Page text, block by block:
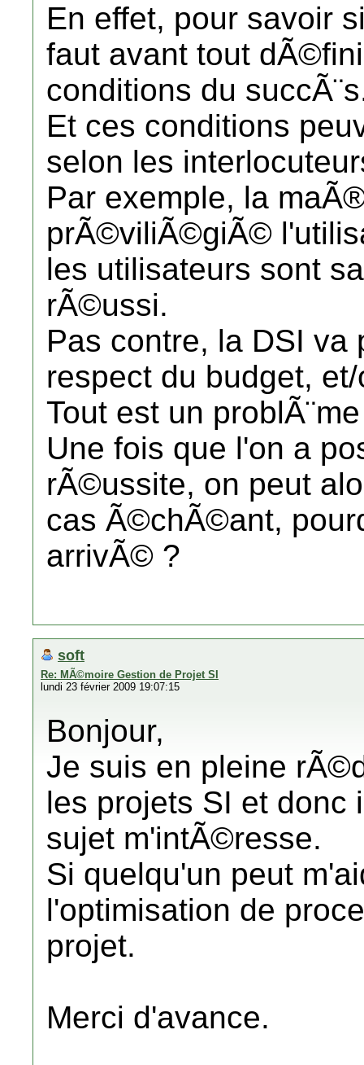
En effet, pour savoir
faut avant tout
conditions du
Et ces conditions
selon les
Par exemple, la
prÃ©viliÃ©giÃ©
les utilisateurs sont
rÃ©ussi.
Pas contre, la DSI va
respect du budget,
Tout est un
Une fois que l'on a
rÃ©ussite, on peut
cas Ã©chÃ©ant,
arrivÃ© ?
soft
Re: MÃ©moire Gestion de Projet SI
lundi 23 février 2009 19:07:15
Bonjour,
Je suis en pleine
les projets SI et
sujet m'intÃ©resse.
Si quelqu'un peut
l'optimisation de
projet.
Merci d'avance.